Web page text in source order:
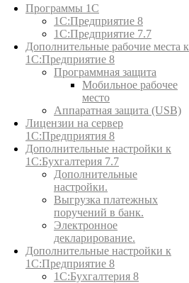
Программы 1С
1С:Предприятие 8
1С:Предприятие 7.7
Дополнительные рабочие места к
1С:Предприятие 8
Программная защита
Мобильное рабочее
место
Аппаратная защита (USB)
Лицензии на сервер
1С:Предприятия 8
Дополнительные настройки к
1С:Бухгалтерия 7.7
Дополнительные
настройки.
Выгрузка платежных
поручений в банк.
Электронное
декларирование.
Дополнительные настройки к
1С:Предприятие 8
1С:Бухгалтерия 8